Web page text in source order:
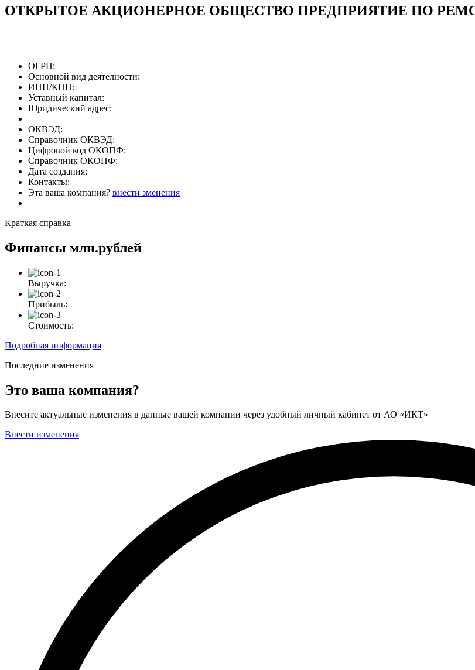
ОТКРЫТОЕ АКЦИОНЕРНОЕ ОБЩЕСТВО ПРЕДПРИЯТИЕ ПО
ОГРН:
Основной вид деятелности:
ИНН/КПП:
Уставный капитал:
Юридический адрес:
ОКВЭД:
Справочник ОКВЭД:
Цифровой код ОКОПФ:
Справочник ОКОПФ:
Дата создания:
Контакты:
Эта ваша компания? внести зменения
Краткая справка
Финансы млн.рублей
Выручка:
Прибыль:
Стоимость:
Подробная информация
Последние изменения
Это ваша компания?
Внесите актуальные изменения в данные вашей компании через удобный личный кабинет от АО «ИКТ»
Внести изменения